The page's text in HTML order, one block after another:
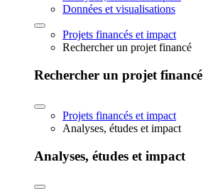
Données et visualisations
Projets financés et impact
Rechercher un projet financé
Rechercher un projet financé
Projets financés et impact
Analyses, études et impact
Analyses, études et impact